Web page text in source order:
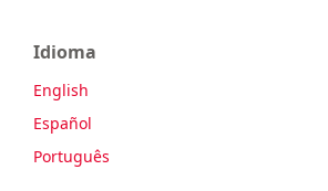
Idioma
English
Español
Português